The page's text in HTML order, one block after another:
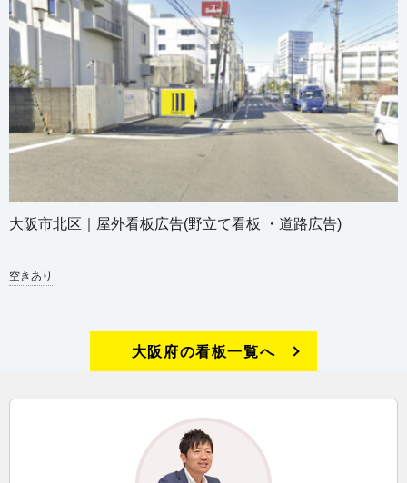
大阪市北区｜屋外看板広告(野立て看板 ・道路広告)
空きあり
大阪府の看板一覧へ